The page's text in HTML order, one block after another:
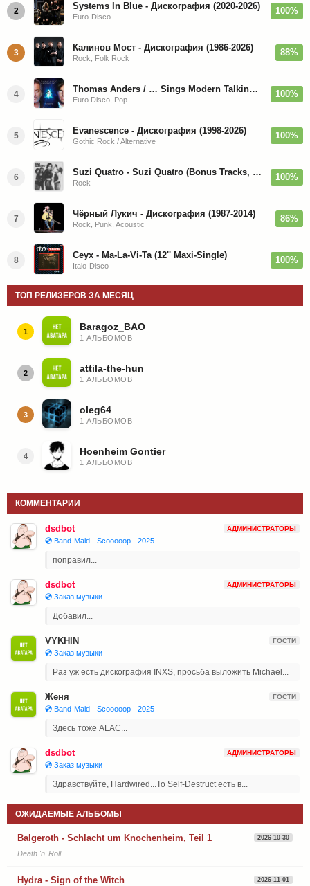
2 Systems In Blue - Дискография (2020-2026)
Euro-Disco
100%
3 Калинов Мост - Дискография (1986-2026)
Rock, Folk Rock
88%
4 Thomas Anders / … Sings Modern Talking: The Best hi-res
Euro Disco, Pop
100%
5 Evanescence - Дискография (1998-2026)
Gothic Rock / Alternative
100%
6 Suzi Quatro - Suzi Quatro (Bonus Tracks, Remaster) 1973/2022
Rock
100%
7 Чёрный Лукич - Дискография (1987-2014)
Rock, Punk, Acoustic
86%
8 Ceyx - Ma-La-Vi-Ta (12'' Maxi-Single)
Italo-Disco
100%
ТОП РЕЛИЗЕРОВ ЗА МЕСЯЦ
1 Baragoz_BAO
1 АЛЬБОМОВ
2 attila-the-hun
1 АЛЬБОМОВ
3 oleg64
1 АЛЬБОМОВ
4 Hoenheim Gontier
1 АЛЬБОМОВ
КОММЕНТАРИИ
dsdbot АДМИНИСТРАТОРЫ
💿 Band-Maid - Scooooop - 2025
поправил...
dsdbot АДМИНИСТРАТОРЫ
💿 Заказ музыки
Добавил...
VYKHIN ГОСТИ
💿 Заказ музыки
Раз уж есть дискография INXS, просьба выложить Michael...
Женя ГОСТИ
💿 Band-Maid - Scooooop - 2025
Здесь тоже ALAC...
dsdbot АДМИНИСТРАТОРЫ
💿 Заказ музыки
Здравствуйте, Hardwired...To Self-Destruct есть в...
ОЖИДАЕМЫЕ АЛЬБОМЫ
Balgeroth - Schlacht um Knochenheim, Teil 1 2026-10-30
Death 'n' Roll
Hydra - Sign of the Witch 2026-11-01